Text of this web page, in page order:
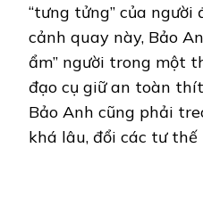
“tưng tửng” của người
cảnh quay này, Bảo
ẩm” người trong một
đạo cụ giữ an toàn
Bảo Anh cũng phải
khá lâu, đổi các tư thế